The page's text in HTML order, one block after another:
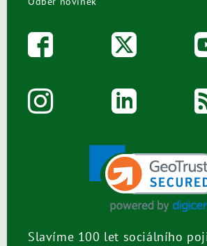
Slavíme 100 let sociálního